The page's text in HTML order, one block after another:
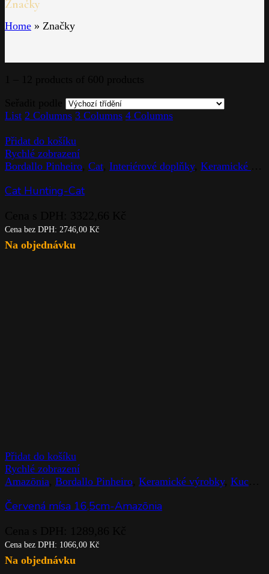
Značky
Home » Značky
List 2 Columns 3 Columns 4 Columns
Přidat do košíku
Rychlé zobrazení
Bordallo Pinheiro Cat Interiérové doplňky, Keramické výrobky
Cat Hunting-Cat
Cena bez DPH: 2746,00 Kč
Na objednávku
Přidat do košíku
Rychlé zobrazení
Amazōnia Bordallo Pinheiro Keramické výrobky, Kuchyň
Červená mísa 16,5cm-Amazōnia
Cena bez DPH: 1066,00 Kč
Na objednávku